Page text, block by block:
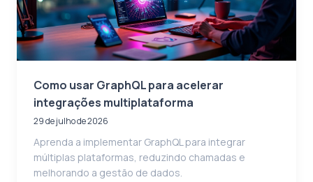
Como usar GraphQL para acelerar
integrações multiplataforma
29 de julho de 2026
Aprenda a implementar GraphQL para integrar
múltiplas plataformas, reduzindo chamadas e
melhorando a gestão de dados.